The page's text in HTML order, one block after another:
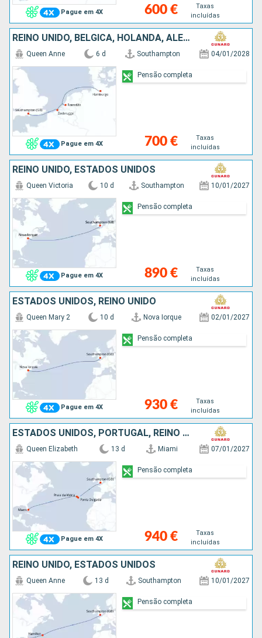
Pague em 4X 600 €
Taxas
incluídas
REINO UNIDO, BÉLGICA, HOLANDA, ALEMANHA
Pague em 4X
Queen Anne 6 d Southampton 04/01/2028
700 €
Taxas
incluídas
Pensão completa
REINO UNIDO, ESTADOS UNIDOS
Pague em 4X
Queen Victoria 10 d Southampton 10/01/2027
890 €
Taxas
incluídas
Pensão completa
ESTADOS UNIDOS, REINO UNIDO
Pague em 4X
Queen Mary 2 10 d Nova Iorque 02/01/2027
930 €
Taxas
incluídas
Pensão completa
ESTADOS UNIDOS, PORTUGAL, REINO UNIDO
Pague em 4X
Queen Elizabeth 13 d Miami 07/01/2027
940 €
Taxas
incluídas
Pensão completa
REINO UNIDO, ESTADOS UNIDOS
Queen Anne 13 d Southampton 10/01/2027
Pensão completa